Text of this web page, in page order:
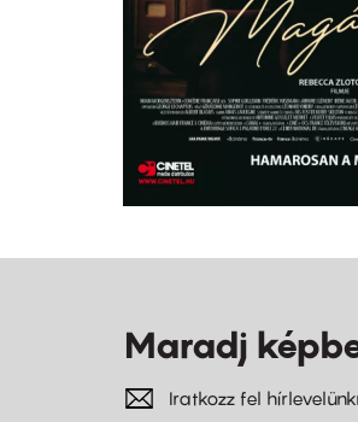
Maradj
Iratkozz fel